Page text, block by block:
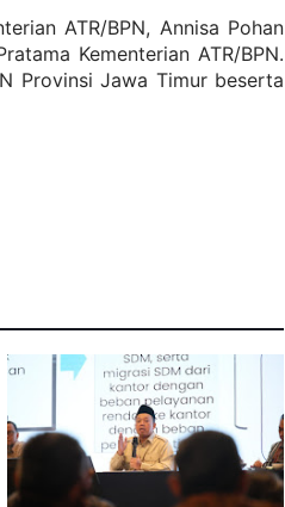
ATR/BPN, Annisa Pohan
Kementerian ATR/BPN.
Provinsi Jawa Timur beserta